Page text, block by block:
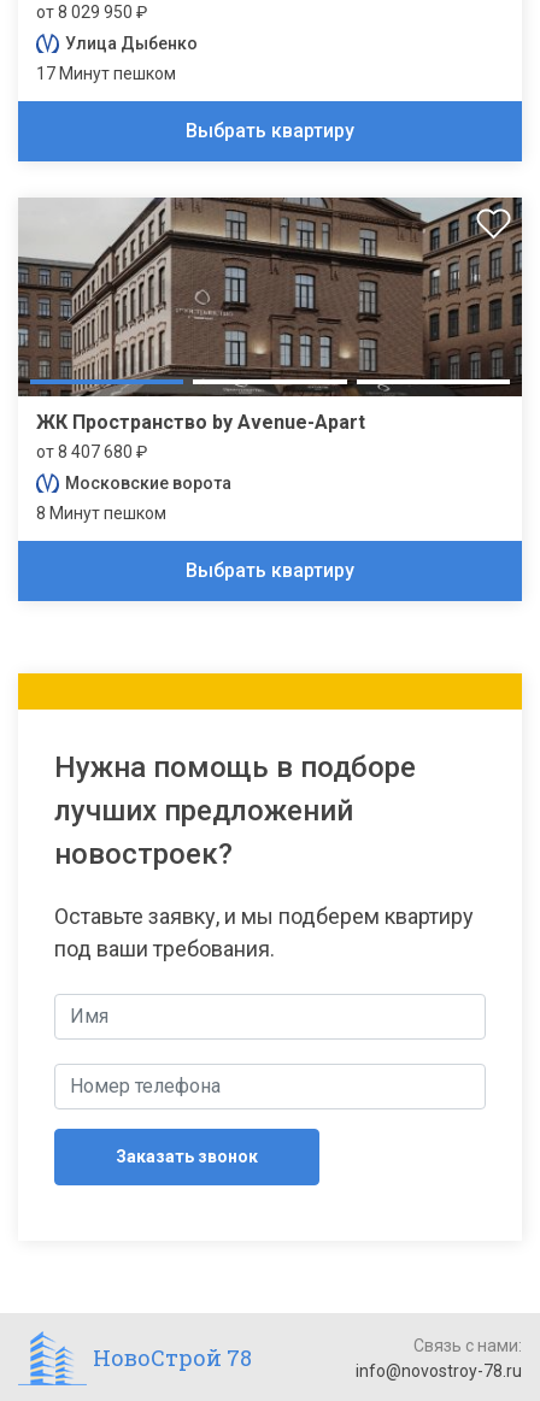
от 8 029 950 ₽
Улица Дыбенко
17 Минут пешком
Выбрать квартиру
ЖК Пространство by Avenue-Apart
от 8 407 680 ₽
Московские ворота
8 Минут пешком
Выбрать квартиру
Нужна помощь в подборе
лучших предложений
новостроек?
Оставьте заявку, и мы подберем квартиру
под ваши требования.
Заказать звонок
НовоСтрой 78
Связь с нами:
info@novostroy-78.ru